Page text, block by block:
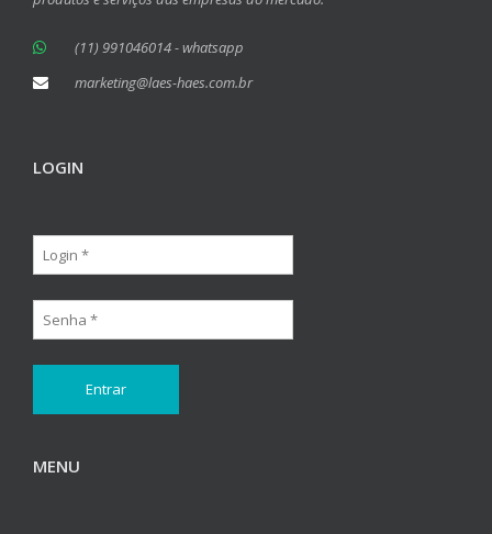
(11) 991046014 - whatsapp
marketing@laes-haes.com.br
LOGIN
MENU